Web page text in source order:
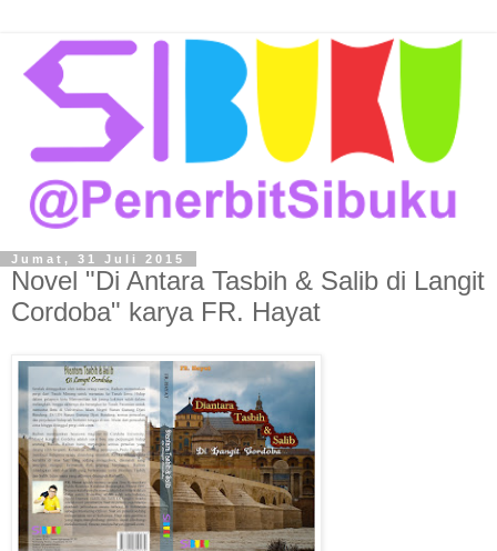
Jumat, 31 Juli 2015
Novel "Di Antara Tasbih & Salib di Langit
Cordoba" karya FR. Hayat